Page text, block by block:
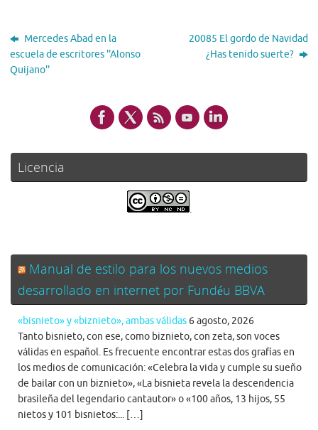
Mercedes Abad en la
escuela de escritores ''Alonso
Quijano''
20085 El gordo de Navidad
¿Has tenido suerte?
Licencia
.
Manual de estilo para los nuevos medios
desarrollado en internet por Fundéu BBVA
«bisnieto» y «biznieto», ambas válidas 6 agosto, 2026
Tanto bisnieto, con ese, como biznieto, con zeta, son voces
válidas en español. Es frecuente encontrar estas dos grafías en
los medios de comunicación: «Celebra la vida y cumple su sueño
de bailar con un biznieto», «La bisnieta revela la descendencia
brasileña del legendario cantautor» o «100 años, 13 hijos, 55
nietos y 101 bisnietos:... […]